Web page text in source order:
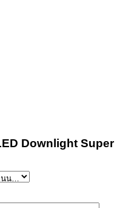
Downlight Super